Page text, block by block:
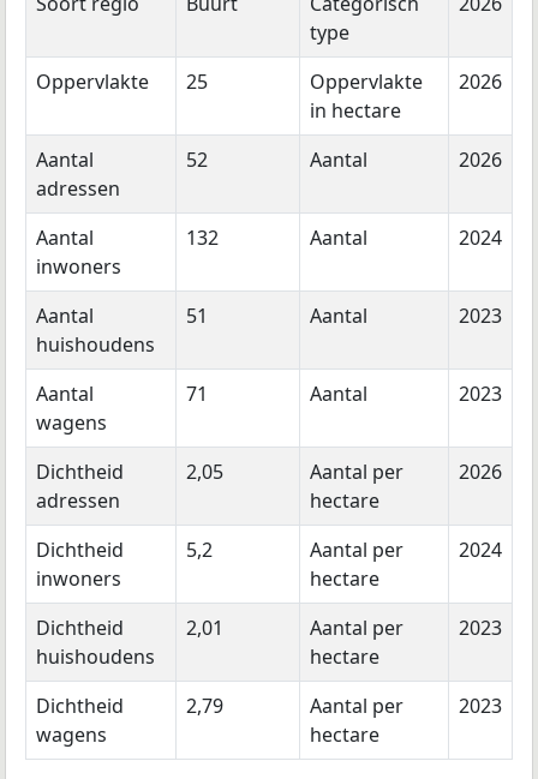
type
Oppervlakte 25
Oppervlakte
in hectare
2026
Aantal
adressen
52 Aantal 2026
Aantal
inwoners
132 Aantal 2024
Aantal
huishoudens
51 Aantal 2023
Aantal
wagens
71 Aantal 2023
Dichtheid
adressen
2,05
Aantal per
hectare
2026
Dichtheid
inwoners
5,2
Aantal per
hectare
2024
Dichtheid
huishoudens
2,01
Aantal per
hectare
2023
Dichtheid
wagens
2,79
Aantal per
hectare
2023